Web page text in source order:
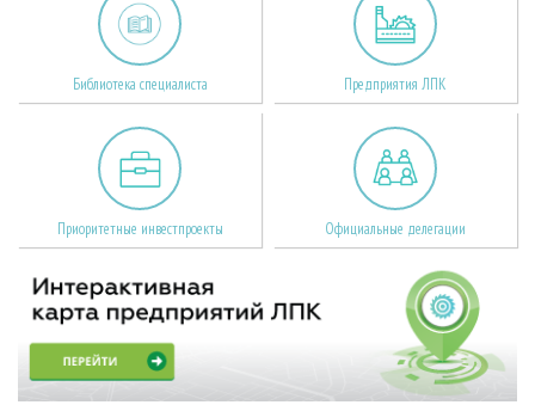
Библиотека специалиста Предприятия ЛПК
Приоритетные инвестпроекты Официальные делегации